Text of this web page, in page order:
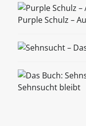
Purple Schulz –
Sehnsucht bleibt